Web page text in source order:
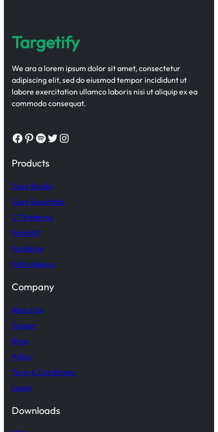
Targetify
We ara a lorem ipsum dolor sit amet, consectetur
adipiscing elit, sed do eiusmod tempor incididunt ut
labore exercitation ullamco laboris nisi ut aliquip ex ea
commodo consequat.
Facebook Pinterest Spotify Twitter Instagram
Products
Cozy Blocks
Cozy Essentials
CT Patterns
FotaWP
Fotablog
Fota Agency
Company
About Us
Career
Blog
Policy
Term & Conditions
Legal
Downloads